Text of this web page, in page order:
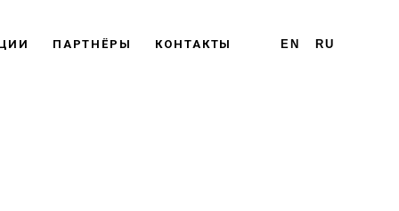
ПАРТНЁРЫ КОНТАКТЫ EN RU